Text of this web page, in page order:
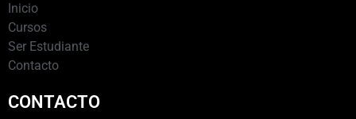
Inicio
Cursos
Ser Estudiante
Contacto
CONTACTO